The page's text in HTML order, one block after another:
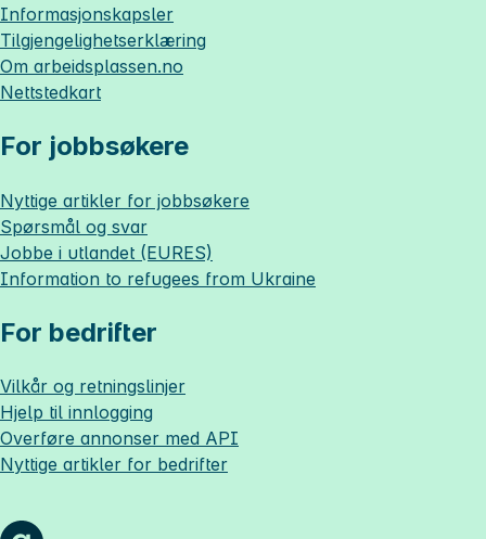
Informasjonskapsler
Tilgjengelighetserklæring
Om arbeidsplassen.no
Nettstedkart
For jobbsøkere
Nyttige artikler for jobbsøkere
Spørsmål og svar
Jobbe i utlandet (EURES)
Information to refugees from Ukraine
For bedrifter
Vilkår og retningslinjer
Hjelp til innlogging
Overføre annonser med API
Nyttige artikler for bedrifter